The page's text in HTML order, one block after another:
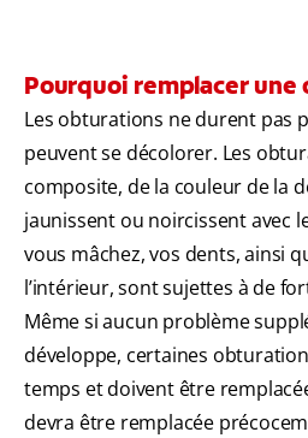
Pourquoi remplacer une
Les obturations ne durent pas
peuvent se décolorer. Les
composite, de la couleur de la
jaunissent ou noircissent avec
vous mâchez, vos dents, ainsi
l’intérieur, sont sujettes à de
Même si aucun problème
développe, certaines
temps et doivent être
devra être remplacée